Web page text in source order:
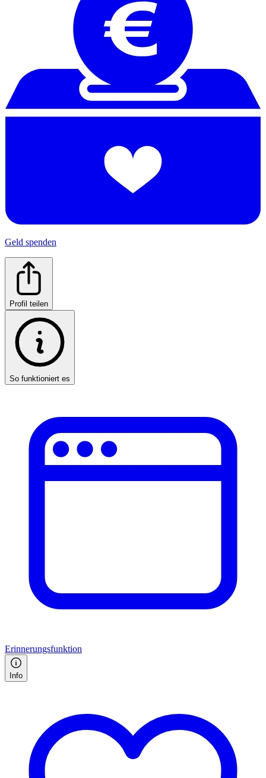
Geld spenden
Profil teilen
So funktioniert es
Erinnerungsfunktion
Info